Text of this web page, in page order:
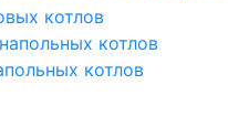
котлов
котлов
котлов